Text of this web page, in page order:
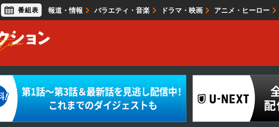
報道・情報 バラエティ・音楽 ドラマ・映画 アニメ・ヒーロー
番組表